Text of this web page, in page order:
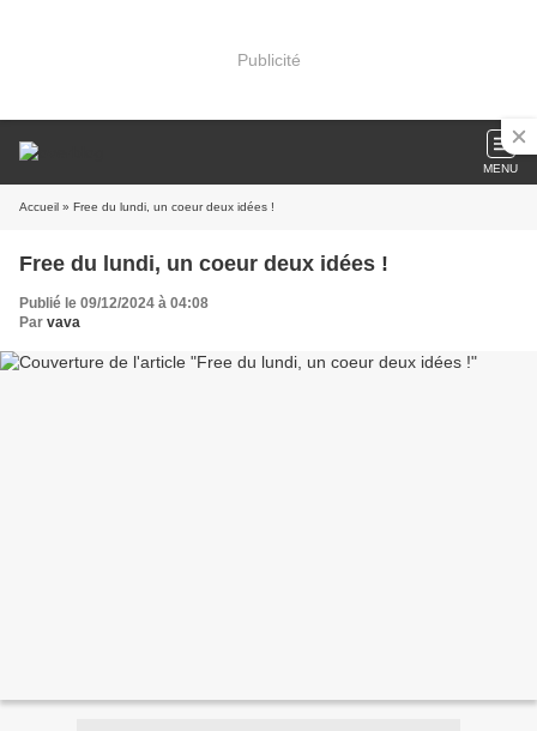
Publicité
MENU
Accueil » Free du lundi, un coeur deux idées !
Free du lundi, un coeur deux idées !
Publié le 09/12/2024 à 04:08
Par vava